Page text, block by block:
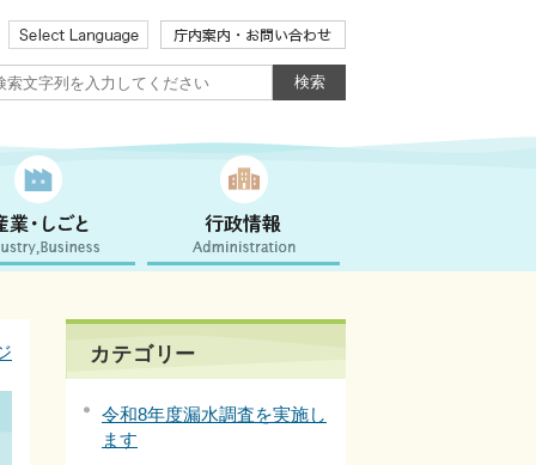
カテゴリー
令和8年度漏水調査を実施し
ます